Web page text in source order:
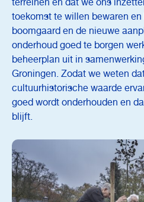
toekomst te willen bewaren
boomgaard en de nieuwe
onderhoud goed te borgen
beheerplan uit in
Groningen. Zodat we weten
cultuurhistorische waarde
goed wordt onderhouden en
blijft.